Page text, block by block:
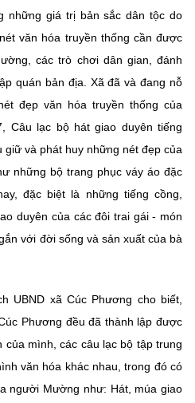
English
CÔNG NGHỆ
MST: Góp ý
và Công nghệ (MST)
Thị Hải Hằng
- 18 Nguyễn Du, TP. Hà Nội
Học và Công Nghệ
khi phát hành lại thông tin từ
những giá trị bản sắc dân tộc do
văn hóa truyền thống cần được
các trò chơi dân gian, đánh
quán bản địa. Xã đã và đang nỗ
đẹp văn hóa truyền thống của
Câu lạc bộ hát giao duyên tiếng
và phát huy những nét đẹp của
những bộ trang phục váy áo đặc
đặc biệt là những tiếng cồng,
duyên của các đôi trai gái - món
với đời sống và sản xuất của bà
UBND xã Cúc Phương cho biết,
Phương đều đã thành lập được
của mình, các câu lạc bộ tập trung
văn hóa khác nhau, trong đó có
người Mường như: Hát, múa giao